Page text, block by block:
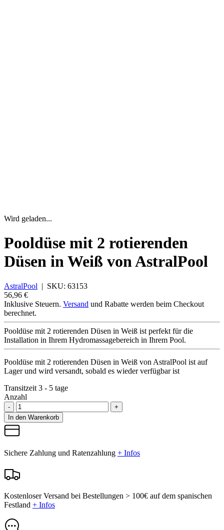
Wird geladen...
Pooldüse mit 2 rotierenden
Düsen in Weiß von AstralPool
AstralPool | SKU: 63153
56,96 €
Inklusive Steuern. Versand und Rabatte werden beim Checkout
berechnet.
Pooldüse mit 2 rotierenden Düsen in Weiß ist perfekt für die
Installation in Ihrem Hydromassagebereich in Ihrem Pool.
Pooldüse mit 2 rotierenden Düsen in Weiß von AstralPool ist auf
Lager und wird versandt, sobald es wieder verfügbar ist
Transitzeit 3 - 5 tage
Anzahl
-
+
In den Warenkorb
Sichere Zahlung und Ratenzahlung + Infos
Kostenloser Versand bei Bestellungen > 100€ auf dem spanischen
Festland + Infos